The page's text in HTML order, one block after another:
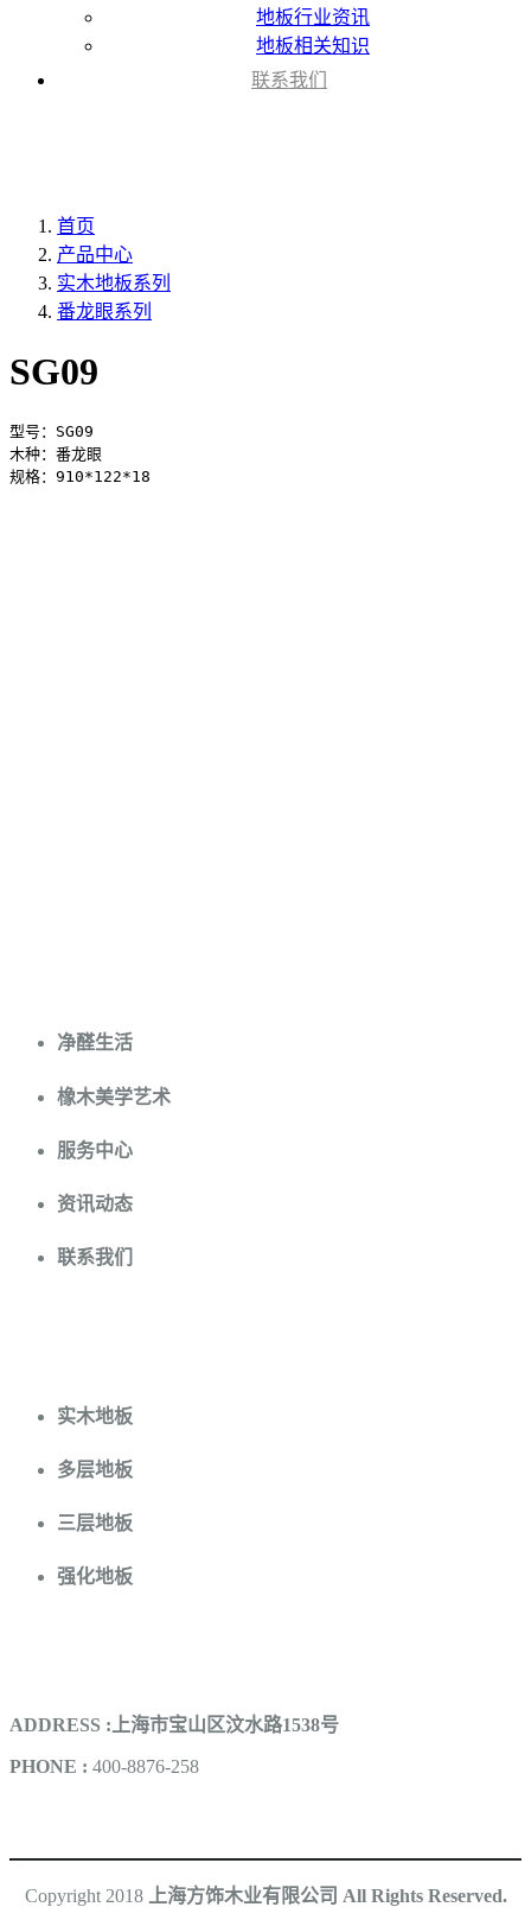
地板行业资讯
地板相关知识
联系我们
首页
产品中心
实木地板系列
番龙眼系列
SG09
型号：SG09
木种：番龙眼
规格：910*122*18
净醛生活
橡木美学艺术
服务中心
资讯动态
联系我们
实木地板
多层地板
三层地板
强化地板
ADDRESS :上海市宝山区汶水路1538号
PHONE : 400-8876-258
Copyright 2018 上海方饰木业有限公司 All Rights Reserved.